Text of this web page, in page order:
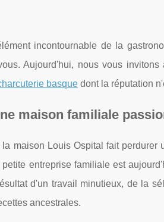
incontournable de la
Aujourd'hui, nous vous
basque dont la réputation
maison familiale
maison Louis Ospital fait
entreprise familiale est
d'un travail minutieux, de la
ancestrales.